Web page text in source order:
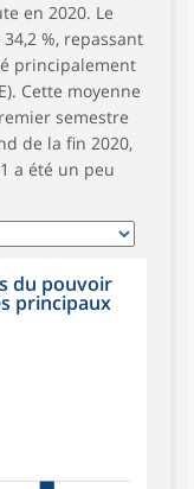
en 2020. Le
%, repassant
principalement
Cette moyenne
semestre
de la fin 2020,
a été un peu
du pouvoir
principaux